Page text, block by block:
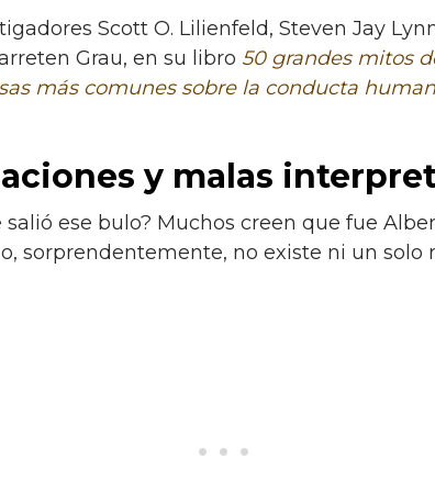
Scott O. Lilienfeld, Steven Jay
Grau, en su libro 50 grandes mitos
más comunes sobre la conducta
y malas
salió ese bulo? Muchos creen que fue
sorprendentemente, no existe ni un solo